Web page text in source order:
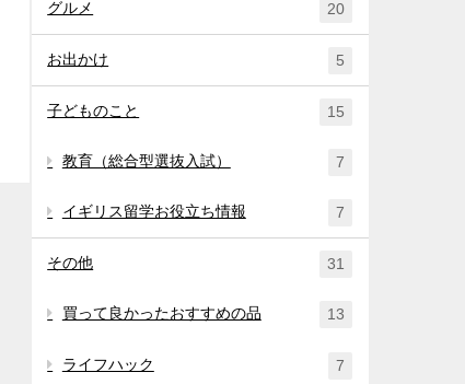
グルメ 20
お出かけ 5
子どものこと 15
教育（総合型選抜入試） 7
イギリス留学お役立ち情報 7
その他 31
買って良かったおすすめの品 13
ライフハック 7